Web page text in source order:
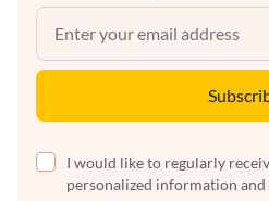
I would like to regularly
personalized information